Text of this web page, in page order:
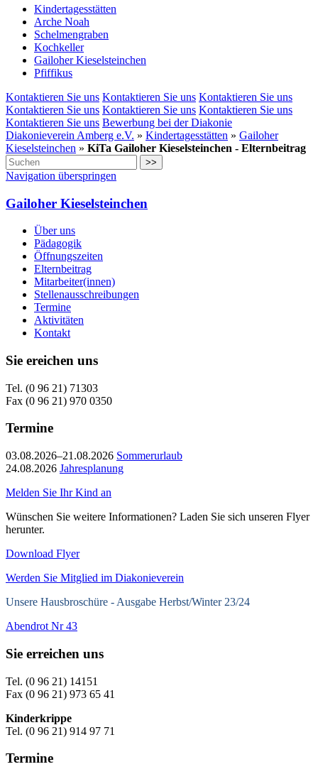
Kindertagesstätten
Arche Noah
Schelmengraben
Kochkeller
Gailoher Kieselsteinchen
Pfiffikus
Kontaktieren Sie uns Kontaktieren Sie uns Kontaktieren Sie uns
Kontaktieren Sie uns Kontaktieren Sie uns Kontaktieren Sie uns
Kontaktieren Sie uns Bewerbung bei der Diakonie
Diakonieverein Amberg e.V. » Kindertagesstätten » Gailoher
Kieselsteinchen » KiTa Gailoher Kieselsteinchen - Elternbeitrag
>>
Navigation überspringen
Gailoher Kieselsteinchen
Über uns
Pädagogik
Öffnungszeiten
Elternbeitrag
Mitarbeiter(innen)
Stellenausschreibungen
Termine
Aktivitäten
Kontakt
Sie ereichen uns
Tel. (0 96 21) 71303
Fax (0 96 21) 970 0350
Termine
03.08.2026–21.08.2026 Sommerurlaub
24.08.2026 Jahresplanung
Melden Sie Ihr Kind an
Wünschen Sie weitere Informationen? Laden Sie sich unseren Flyer
herunter.
Download Flyer
Werden Sie Mitglied im Diakonieverein
Unsere Hausbroschüre - Ausgabe Herbst/Winter 23/24
Abendrot Nr 43
Sie erreichen uns
Tel. (0 96 21) 14151
Fax (0 96 21) 973 65 41
Kinderkrippe
Tel. (0 96 21) 914 97 71
Termine